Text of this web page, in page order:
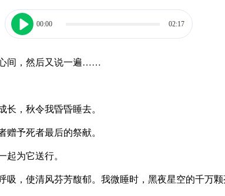
00:00 02:17
间，然后又说一遍……
，秋令我昏昏睡去。
予死者最后的祭献。
为它送行。
，使清风芬芳馥郁。我微睡时，黑夜星空的千万